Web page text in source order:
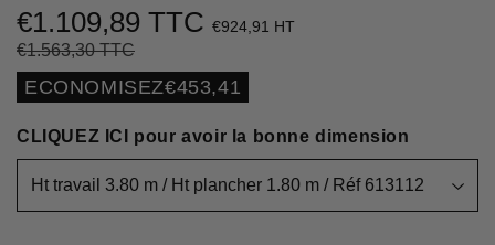
€1.109,89 TTC €924,91 HT
€1.563,30 TTC
régulier
réduit
Unit
price
ECONOMISEZ€453,41
CLIQUEZ ICI pour avoir la bonne dimension